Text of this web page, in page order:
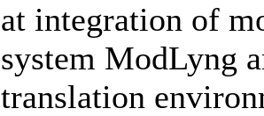
at integration of
system ModLyng
translation